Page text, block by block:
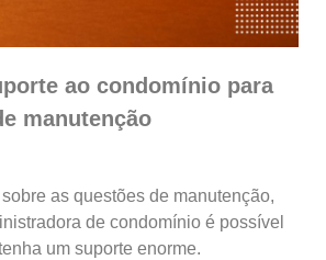
ao condomínio para
manutenção
as questões de manutenção,
de condomínio é possível
um suporte enorme.